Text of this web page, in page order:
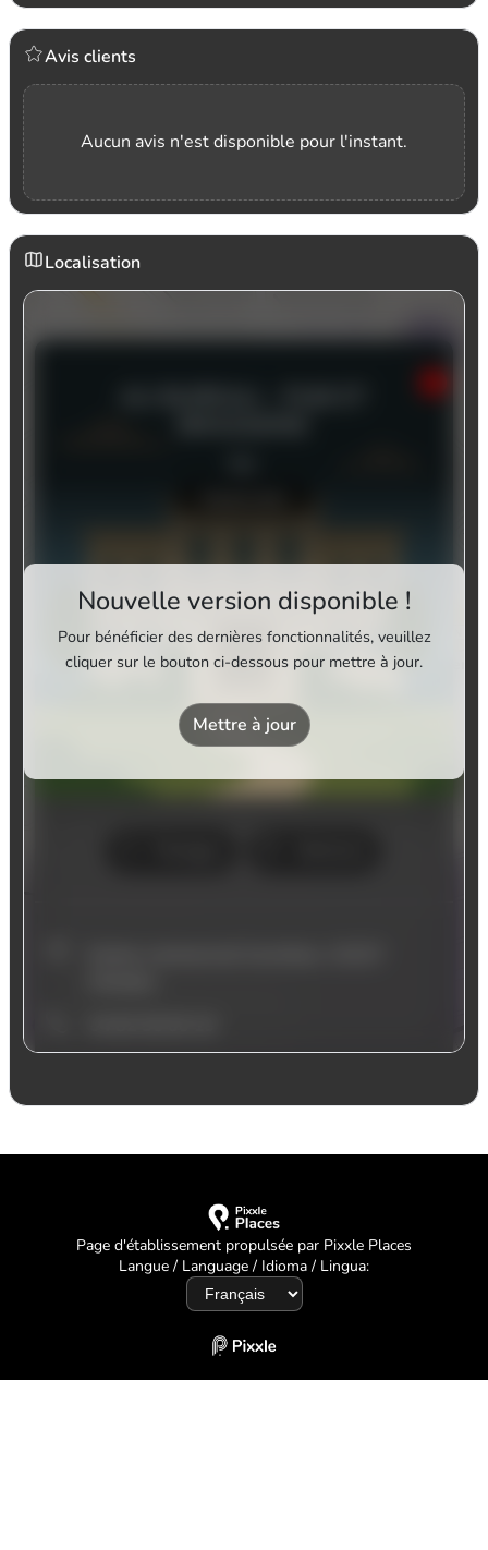
Avis clients
Aucun avis n'est disponible pour l'instant.
Localisation
Page d'établissement propulsée par Pixxle Places
Langue / Language / Idioma / Lingua: